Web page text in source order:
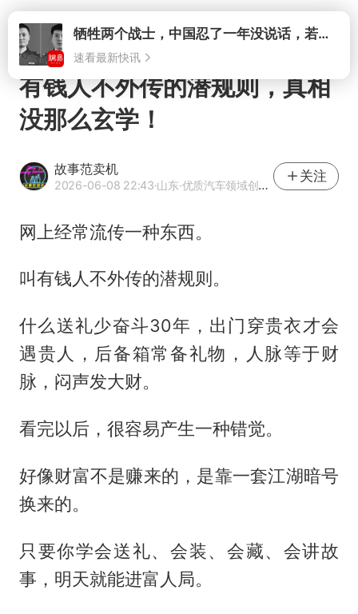
打开
有钱人不外传的潜规则，真相
没那么玄学！
故事范卖机
2026-06-08 22:43·山东·优质汽车领域创作者
关注
网上经常流传一种东西。
叫有钱人不外传的潜规则。
什么送礼少奋斗30年，出门穿贵衣才会
遇贵人，后备箱常备礼物，人脉等于财
脉，闷声发大财。
看完以后，很容易产生一种错觉。
好像财富不是赚来的，是靠一套江湖暗号
换来的。
只要你学会送礼、会装、会藏、会讲故
事，明天就能进富人局。